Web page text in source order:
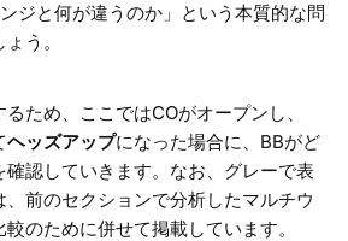
ジと何が違うのか」という本質的な問
う。
ため、ここではCOがオープンし、
ヘッズアップになった場合に、BBがど
認していきます。なお、グレーで表
前のセクションで分析したマルチウ
のために併せて掲載しています。